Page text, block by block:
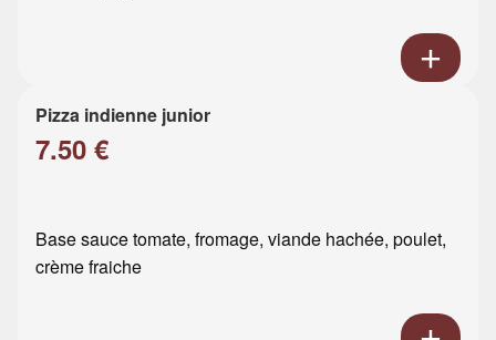
Pizza indienne junior
7.50 €
Base sauce tomate, fromage, viande hachée, poulet,
crème fraiche